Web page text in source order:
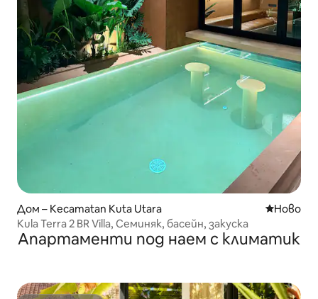
Дом – Kecamatan Kuta Utara Ново
Ново
Kula Terra 2 BR Villa, Семиняк, басейн, закуска
Апартаменти под наем с климатик